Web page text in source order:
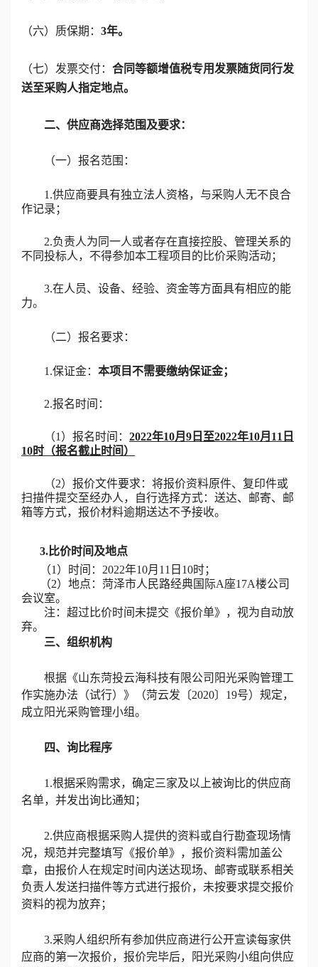
（六）质保期： 3年。
（七）发票交付： 合同等额增值税专用发票随货同行发
送至采购人指定地点。
二、 供应商选择范围及要求：
（一）报名范围：
1.供应商要具有独立法人资格，与采购人无不良合
作记录；
2.负责人为同一人或者存在直接控股、管理关系的
不同投标人，不得参加本工程项目的比价采购活动；
3.在人员、设备、经验、资金等方面具有相应的能
力。
（二）报名要求：
1.保证金： 本项目不需要缴纳保证金；
2.报名时间：
（1 ） 报名时间 ： 2022年10月 9 日至2022年10月 11 日
10时（报名截止时间）
（2）报价文件要求 ： 将报价资料原件、 复印件或
扫描件提交至经办人，自行选择方式：送达、邮寄、邮
箱等方式， 报价材料逾期送达不予接收。
3. 比价时间及地点
（1）时间：2022年10月 11 日 10时；
（2）地点：菏泽市人民路经典国际A座17A楼公司
会议室。
注：超过比价时间未提交《报价单》，视为自动放
弃。
三、组织机构
根据《山东菏投云海科技有限公司阳光采购管理工
作实施办法（试行）》（菏云发〔2020〕19号）规定，
成立阳光采购管理小组。
四、询比程序
1.根据采购需求，确定三家及以上被询比的供应商
名单，并发出询比通知；
2.供应商根据采购人提供的资料或自行勘查现场情
况，规范并完整填写《报价单》，报价资料需加盖公
章，由报价人在规定时间内送达现场、邮寄或联系相关
负责人发送扫描件等方式进行报价，未按要求提交报价
资料的视为放弃；
3.采购人组织所有参加供应商进行公开宣读每家供
应商的第一次报价， 报价完毕后， 阳光采购小组向供应